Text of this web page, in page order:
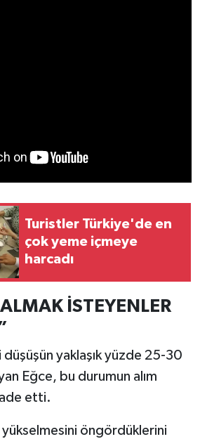
Turistler Türkiye'de en
çok yeme içmeye
harcadı
İSTEYENLER
düşüşün yaklaşık yüzde 25-30
Eğce, bu durumun alım
etti.
yükselmesini öngördüklerini